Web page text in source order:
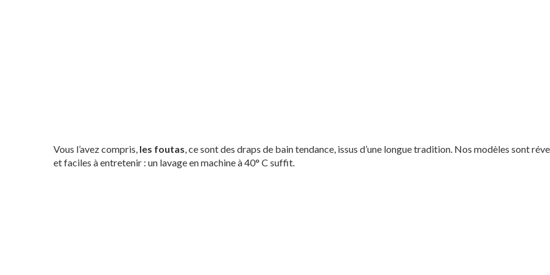
Vous l’avez compris, les foutas, ce sont des draps de bain tendance, issus d’une longue tradition. Nos modèles sont
et faciles à entretenir : un lavage en machine à 40° C suffit.